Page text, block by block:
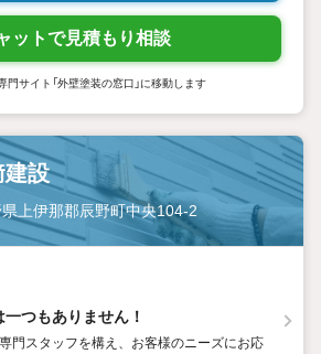
ットで見積もり相談
サイト「外壁塗装の窓口」に移動します
建設
上伊那郡辰野町中央104-2
つもありません！
門スタッフを構え、お客様のニーズにお応